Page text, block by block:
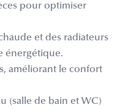
pour optimiser
et des radiateurs
énergétique.
améliorant le confort
(salle de bain et WC)